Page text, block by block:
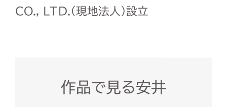
CO., LTD.（現地法人）設立
作品で見る安井